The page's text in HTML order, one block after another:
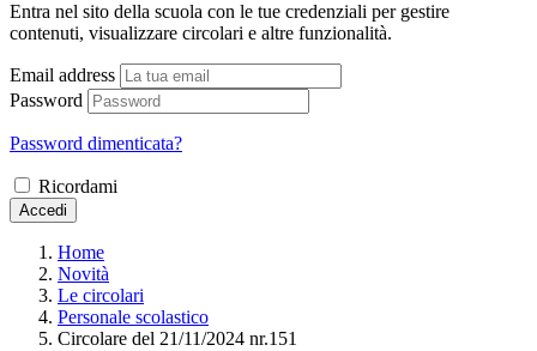
Entra nel sito della scuola con le tue credenziali per gestire
contenuti, visualizzare circolari e altre funzionalità.
Email address
Password
Password dimenticata?
Ricordami
Accedi
Home
Novità
Le circolari
Personale scolastico
Circolare del 21/11/2024 nr.151